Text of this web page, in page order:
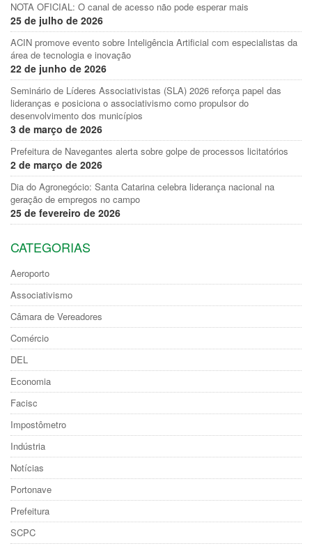
NOTA OFICIAL: O canal de acesso não pode esperar mais
25 de julho de 2026
ACIN promove evento sobre Inteligência Artificial com especialistas da
área de tecnologia e inovação
22 de junho de 2026
Seminário de Líderes Associativistas (SLA) 2026 reforça papel das
lideranças e posiciona o associativismo como propulsor do
desenvolvimento dos municípios
3 de março de 2026
Prefeitura de Navegantes alerta sobre golpe de processos licitatórios
2 de março de 2026
Dia do Agronegócio: Santa Catarina celebra liderança nacional na
geração de empregos no campo
25 de fevereiro de 2026
CATEGORIAS
Aeroporto
Associativismo
Câmara de Vereadores
Comércio
DEL
Economia
Facisc
Impostômetro
Indústria
Notícias
Portonave
Prefeitura
SCPC